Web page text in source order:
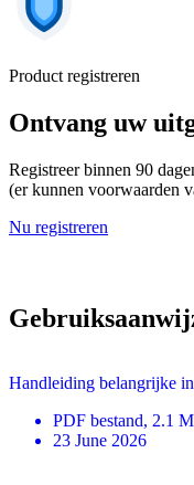
Product registreren
Ontvang uw
Registreer binnen 90
(er kunnen voorwaarden
Nu registreren
Handleiding belangrijke
PDF bestand, 2.1
23 June 2026